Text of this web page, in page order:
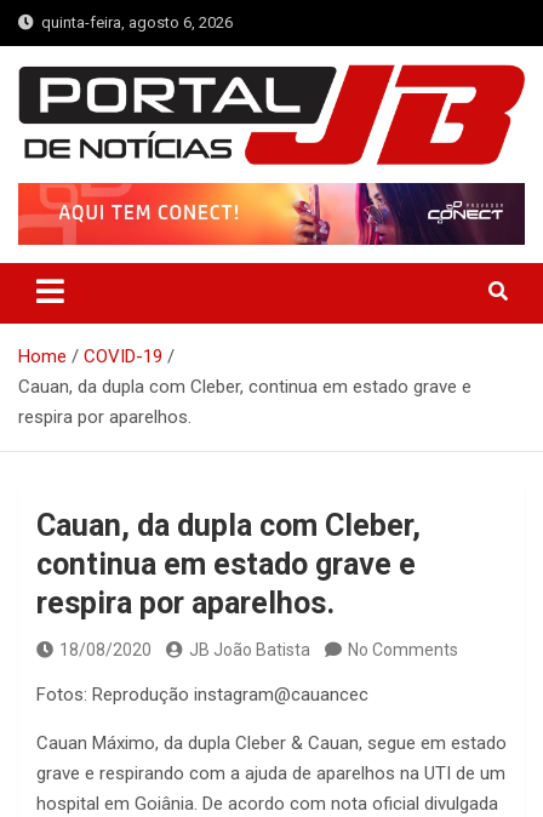
Skip
to
content
quinta-feira, agosto 6, 2026
Portal de Notícias JB
Notícias de Simplício Mendes e Região
Home
COVID-19
Cauan, da dupla com Cleber, continua em estado grave e
respira por aparelhos.
Cauan, da dupla com Cleber,
continua em estado grave e
respira por aparelhos.
18/08/2020 JB João Batista No Comments
Fotos: Reprodução instagram@cauancec
Cauan Máximo, da dupla Cleber & Cauan, segue em estado
grave e respirando com a ajuda de aparelhos na UTI de um
hospital em Goiânia. De acordo com nota oficial divulgada